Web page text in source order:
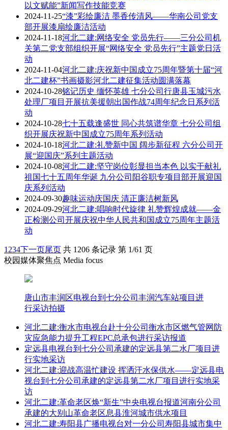
以文赋能”新闻写作技能竞赛
2024-11-25“漆”彩绘廉洁 墨香传清风——华南公司党支
部开展漆扇绘廉洁活动
2024-11-18河北二建:网络安全 党员先行——三分公司机
关第二党支部组织开展“网络安全 党员先行”主题党日活
动
2024-11-04河北二建:庆祝新中国成立75周年暨第十届“河
北二建杯”书画摄影河北二建征集活动圆满落幕
2024-10-28铭记历史 缅怀英雄 七分公司行唐县玉城污水
处理厂项目开展抗美援朝出国作战74周年纪念日系列活
动
2024-10-28七十五载逢盛世 同心共筑谱华章 七分公司组
织开展庆祝新中国成立75周年系列活动
2024-10-18河北二建:礼赞新中国 阔步新征程 六分公司开
展“迎国庆”系列主题活动
2024-10-08河北二建:坚守岗位彰显担当本色 以实干献礼
祖国七十五周年华诞 九分公司阳谷职专项目部开展迎国
庆系列活动
2024-09-30趣味运动庆国庆 清正廉洁树新风
2024-09-29河北二建:唱响时代旋律 礼赞辉煌成就——金
正检测公司开展庆祝中华人民共和国成立75周年主题活
动
1 234下一页尾页 共 1206 条记录 第 1/61 页
校园媒体聚焦点 Media focus
唐山市丰润区电视台到七分公司丰润汽车站项目进
行采访拍摄
河北二建:衡水市电视台赴十分公司衡水市区燃气管网防
灾应急能力提升工程EPC总承包进行采访报道
定远县电视台到七分公司承建的定远县第二水厂项目进
行实地采访
河北二建:迎战高温忙建设 挥洒汗水保供水——定远县电
视台到七分公司承建的定远县第二水厂项目进行实地采
访
河北二建:革命老区焕“新生”中央电视台报道河南分公司
承建的大别山革命老区息县淮河城市供水项目
河北二建:寿阳县广播电视台对一分公司寿阳县城市集中